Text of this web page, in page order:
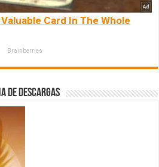
Card In The Whole
Brainberries
de Descargas